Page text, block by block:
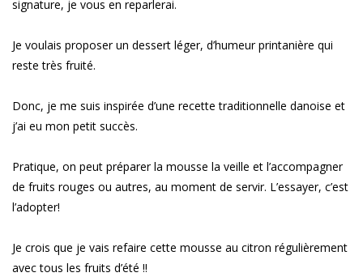
signature, je vous en reparlerai.
Je voulais proposer un dessert léger, d’humeur printanière qui
reste très fruité.
Donc, je me suis inspirée d’une recette traditionnelle danoise et
j’ai eu mon petit succès.
Pratique, on peut préparer la mousse la veille et l’accompagner
de fruits rouges ou autres, au moment de servir. L’essayer, c’est
l’adopter!
Je crois que je vais refaire cette mousse au citron régulièrement
avec tous les fruits d’été !!